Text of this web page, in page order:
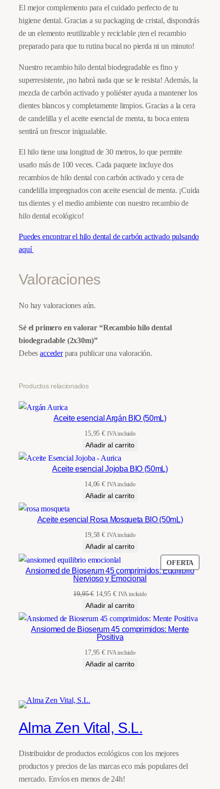
l
e
r
a
:
8
,
5
0
€
s
:
7
,
2
2
€
.
i
o
d
e
r
a
d
a
b
l
)
c
n
a
d
El mejor complemento para el cuidado perfecto de tu
higiene dental. Gracias a su packaging de cristal, dispondrás
de un elemento reutilizable y reciclable ¡ten el recambio
preparado para que tu rutina bucal no pierda ni un minuto!
Nuestro recambio hilo dental biodegradable es fino y
superresistente, ¡no habrá nada que se le resista! Además, la
mezcla de carbón activado y poliéster ayuda a mantener los
dientes blancos y completamente limpios. Gracias a la cera
de candelilla y el aceite esencial de menta, tu boca entera
sentirá un frescor inigualable.
El hilo tiene una longitud de 30 metros, lo que permite
usarlo más de 100 veces. Cada paquete incluye dos
recambios de hilo dental con carbón activado y cera de
candelilla impregnados con aceite esencial de menta. ¡Cuida
tus dientes y el medio ambiente con nuestro recambio de
hilo dental ecológico!
Puedes encontrar el hilo dental de carbón activado pulsando
aquí
Valoraciones
No hay valoraciones aún.
Sé el primero en valorar “Recambio hilo dental
biodegradable (2x30m)”
Debesaccederpara publicar una valoración.
Productos relacionados
Aceite esencial Argán BIO (50mL)
15,95€ IVA incluido
Añadir al carrito
Aceite esencial Jojoba BIO (50mL)
14,06€ IVA incluido
Añadir al carrito
Aceite esencial Rosa Mosqueta BIO (50mL)
19,58€ IVA incluido
Añadir al carrito
OFERTA
EN
Ansiomed de Bioserum 45 comprimidos: Equilibrio
Nervioso y Emocional
19,95€ El
precio
original
era:
19,95 €.
14,95 €El
precio
actual
es:
14,95 €.
IVA incluido
Añadir al carrito
Ansiomed de Bioserum 45 comprimidos: Mente
Positiva
17,95€ IVA incluido
Añadir al carrito
Alma Zen Vital, S.L.
Distribuidor de productos ecológicos con los mejores
productos y precios de las marcas eco más populares del
mercado. Envíos en menos de 24h!